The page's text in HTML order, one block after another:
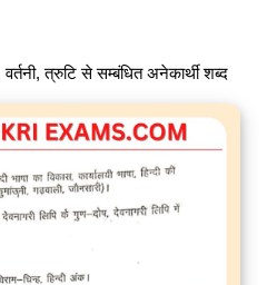
त्रुटि से सम्बंधित अनेकार्थी शब्द